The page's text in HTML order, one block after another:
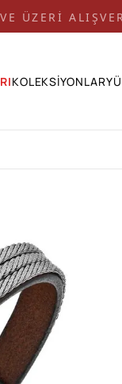
ÜZERİ
KOLEKSİYONLAR